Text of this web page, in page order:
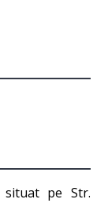
situat pe Str.